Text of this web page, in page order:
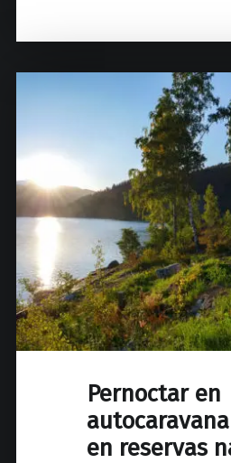
Pernoctar en
en reservas